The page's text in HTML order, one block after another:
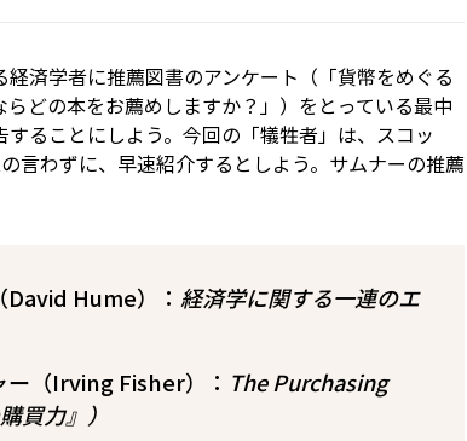
済学者に推薦図書のアンケート（「貨幣をめぐる
どの本をお薦めしますか？」）をとっている最中
ることにしよう。今回の「犠牲者」は、スコッ
言わずに、早速紹介するとしよう。サムナーの推薦
Hume）： 経済学に関する一連のエ
（Irving Fisher）： The Purchasing
買力』）